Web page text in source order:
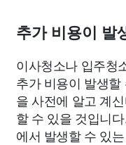
추가 비용이 발
이사청소나 입주청
추가 비용이 발생
을 사전에 알고 계
할 수 있을 것입니
에서 발생할 수 있